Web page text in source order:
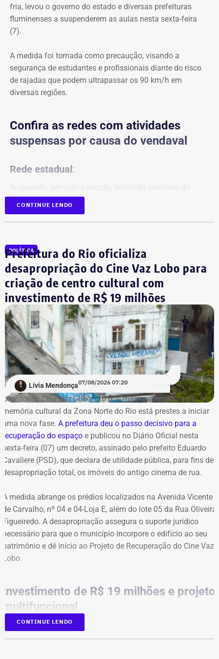
fria, levou o governo do estado e diversas prefeituras
fluminenses a suspenderem as aulas nesta sexta-feira
(7).
A medida foi tomada como precaução, visando a
segurança de estudantes e profissionais diante do risco
de rajadas que podem ultrapassar os 90 km/h em
diversas regiões.
Confira as redes com atividades
suspensas por causa do vendaval
Rede estadual:
Suspensão em todo o estado, incluindo unidades da
Faetec.
Redes municipais:
Rio de Janeiro
Niterói
Nova Iguaçu
Queimados
São João de Meriti
Nilópolis
Seropédica
Itaguaí
Mangaratiba
Angra dos Reis
Paraty
Petrópolis
Belford Roxo
Alerta e Prevenção
A capital fluminense entrou em Estágio 2 de mobilização
na noite de ontem.
CONTINUE LENDO
POLÍTICA
Prefeitura do Rio oficializa
desapropriação do Cine Vaz Lobo para
criação de centro cultural com
investimento de R$ 19 milhões
Lívia Mendonça07/08/2026 07:20
O histórico Cine Vaz Lobo, um dos maiores símbolos da
memória cultural da Zona Norte do Rio está prestes a iniciar
uma nova fase. A prefeitura deu o passo decisivo para a
recuperação do espaço e publicou no Diário Oficial nesta
sexta-feira (07) um decreto, assinado pelo prefeito Eduardo
Cavaliere (PSD), que declara de utilidade pública, para fins de
desapropriação total, os imóveis do antigo cinema de rua.
A medida abrange os prédios localizados na Avenida Vicente
de Carvalho, nº 04 e 04-Loja E, além do lote 05 da Rua Oliveira
Figueiredo. A desapropriação assegura o suporte jurídico
necessário para que o município incorpore o edifício ao seu
patrimônio e dê início ao Projeto de Recuperação do Cine Vaz
Lobo.
Investimento de R$ 19 milhões e projeto
multifuncional
O decreto viabiliza o plano municipal que prevê um
investimento de R$ 19 milhões — montante que engloba o
CONTINUE LENDO